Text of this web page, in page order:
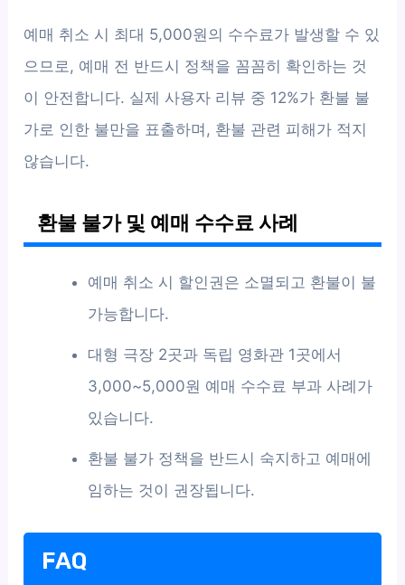
예매 취소 시 최대 5,000원의 수수료가 발생할 수 있
으므로, 예매 전 반드시 정책을 꼼꼼히 확인하는 것
이 안전합니다. 실제 사용자 리뷰 중 12%가 환불 불
가로 인한 불만을 표출하며, 환불 관련 피해가 적지
않습니다.
환불 불가 및 예매 수수료 사례
예매 취소 시 할인권은 소멸되고 환불이 불
가능합니다.
대형 극장 2곳과 독립 영화관 1곳에서
3,000~5,000원 예매 수수료 부과 사례가
있습니다.
환불 불가 정책을 반드시 숙지하고 예매에
임하는 것이 권장됩니다.
FAQ